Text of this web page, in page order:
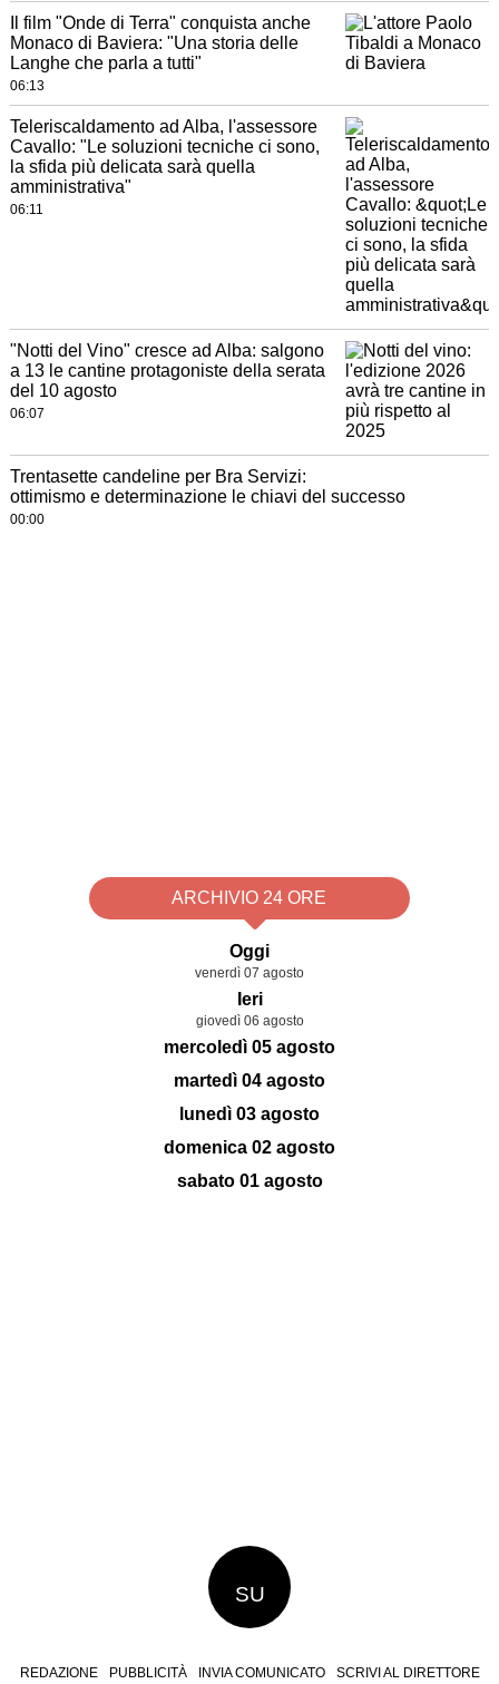
Il film "Onde di Terra" conquista anche
Monaco di Baviera: "Una storia delle
Langhe che parla a tutti"
06:13
Teleriscaldamento ad Alba, l'assessore
Cavallo: "Le soluzioni tecniche ci sono,
la sfida più delicata sarà quella
amministrativa"
06:11
"Notti del Vino" cresce ad Alba: salgono
a 13 le cantine protagoniste della serata
del 10 agosto
06:07
Trentasette candeline per Bra Servizi:
ottimismo e determinazione le chiavi del successo
00:00
ARCHIVIO 24 ORE
Oggi
venerdì 07 agosto
Ieri
giovedì 06 agosto
mercoledì 05 agosto
martedì 04 agosto
lunedì 03 agosto
domenica 02 agosto
sabato 01 agosto
SU
REDAZIONE PUBBLICITÀ INVIA COMUNICATO SCRIVI AL DIRETTORE